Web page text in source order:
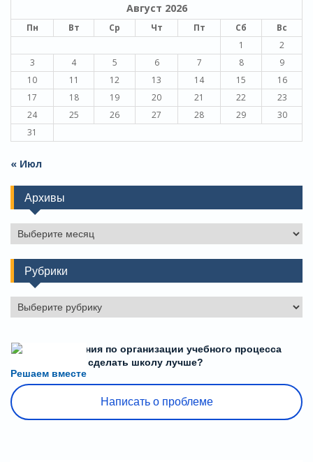
Август 2026
Пн Вт Ср Чт Пт Сб
Вс
1
2
3
4 5 6 7 8
9
10
11 12 13 14 15
16
17
18 19 20 21 22
23
24
25 26 27 28 29
30
31
« Июл
Архивы
Архивы
Рубрики
Рубрики
Решаем вместе
Есть предложения по организации учебного процесса
или знаете, как сделать школу лучше?
Написать о проблеме